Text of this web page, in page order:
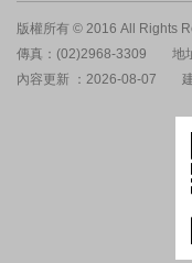
版權所有 © 2016 All Rights
傳真：(02)2968-3309
地
內容更新 ：2026-08-07